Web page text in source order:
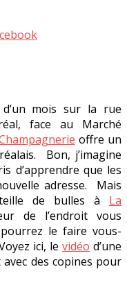
mois sur la rue
face au Marché
offre un
Bon, j’imagine
d’apprendre que les
adresse. Mais
de bulles à La
de l’endroit vous
le faire vous-
ici, levidéo d’une
des copines pour